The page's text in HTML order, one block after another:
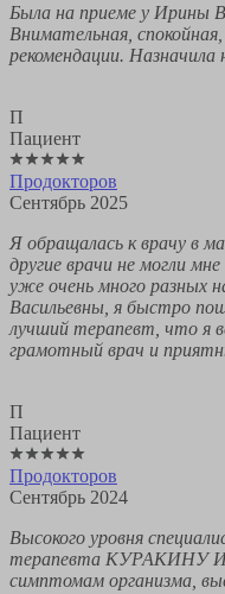
Была на приеме у Ирины
Внимательная,
рекомендации. Назначила
П
Пациент
Продокторов
Сентябрь 2025
Я обращалась к врачу в
другие врачи не могли
уже очень много разных
Васильевны, я быстро
лучший терапевт, что я
грамотный врач и
П
Пациент
Продокторов
Сентябрь 2024
Высокого уровня
терапевта КУРАКИНУ
симптомам организма,